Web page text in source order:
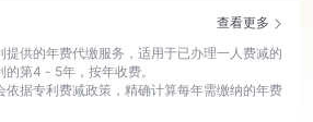
查看更多
提供的年费代缴服务，适用于已办理一人费减的
第4 - 5年，按年收费。
依据专利费减政策，精确计算每年需缴纳的年费